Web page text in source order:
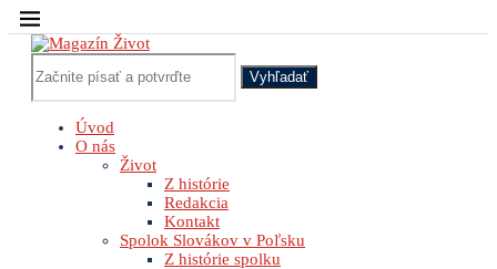
Vyhľadať
Úvod
O nás
Život
Z histórie
Redakcia
Kontakt
Spolok Slovákov v Poľsku
Z histórie spolku